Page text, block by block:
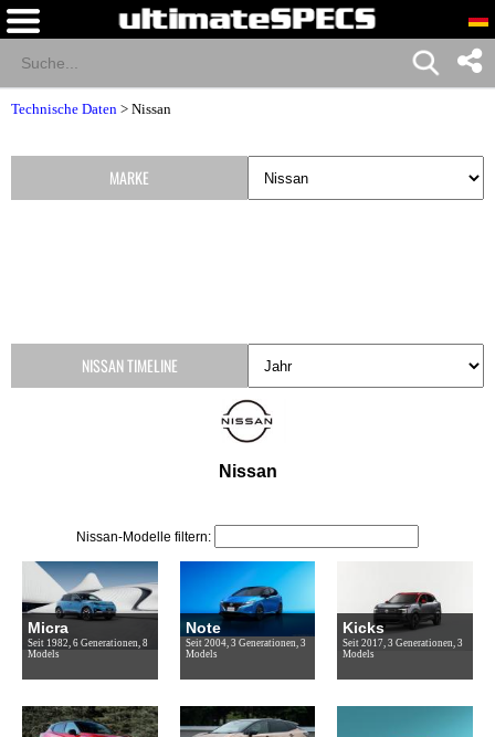
Technische Daten > Nissan
Nissan
Nissan-Modelle filtern:
Micra
Seit 1982, 6 Generationen, 8
Models
Note
Seit 2004, 3 Generationen, 3
Models
Kicks
Seit 2017, 3 Generationen, 3
Models
MARKE
NISSAN TIMELINE